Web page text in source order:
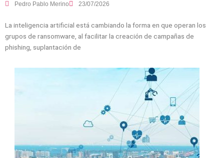
Pedro Pablo Merino 23/07/2026
La inteligencia artificial está cambiando la forma en que operan los
grupos de ransomware, al facilitar la creación de campañas de
phishing, suplantación de